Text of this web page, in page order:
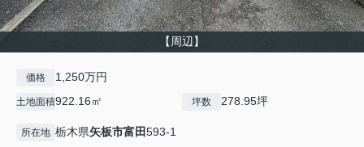
【周辺】
価格 1,250万円
土地面積922.16㎡ 坪数 278.95坪
所在地 栃木県矢板市富田593-1